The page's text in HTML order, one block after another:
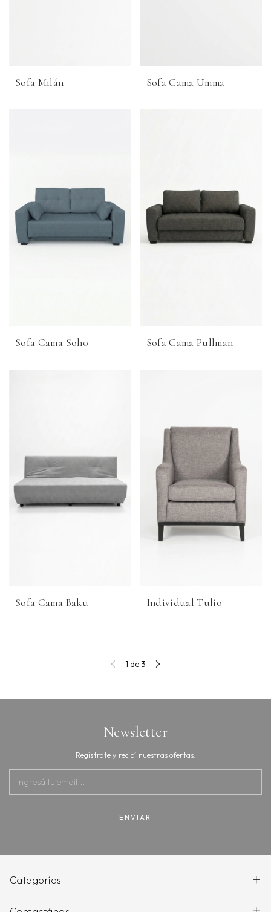
Sofa Milán Sofa Cama Umma
Sofa Cama Soho Sofa Cama Pullman
Sofa Cama Baku Individual Tulio
1 de3
Newsletter
Registrate y recibí nuestras ofertas.
Categorías